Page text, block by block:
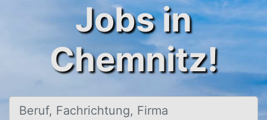
Jobs in
Chemnitz!
Beruf, Fachrichtung, Firma